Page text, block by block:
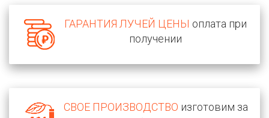
ГАРАНТИЯ ЛУЧЕЙ ЦЕНЫ оплата при
получении
СВОЕ ПРОИЗВОДСТВО изготовим за